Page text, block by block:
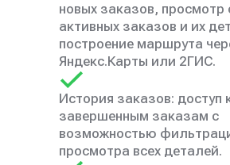
новых заказов, просмотр
активных заказов и их
построение маршрута
Яндекс.Карты или 2ГИС.
История заказов: доступ
завершенным заказам с
возможностью
просмотра всех деталей.